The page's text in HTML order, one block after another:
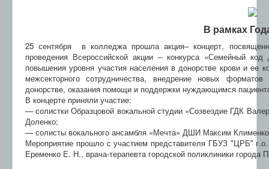
В рамках
25 сентября в колледжа прошла акция– концерт,
проведения Всероссийской акции – конкурса «Семейный
повышения уровня участия населения в донорстве крови и ее
межсекторного сотрудничества, внедрение новых
донорстве, оказания помощи и поддержки нуждающимся
В концерте приняли участие:
— солистки Образцовой вокальной студии «Созвездие ГДК
Доленко;
— солисты вокального ансамбля «Мечта» ДШИ Максим
Мероприятие прошло с участием представителя ГБУЗ "ЦРБ"
Еременко Е. Н., врача-терапевта городской поликлиники города